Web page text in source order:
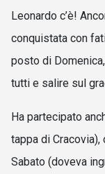
Leonardo c’è!
conquistata con
posto di
tutti e salire sul
Ha partecipato
tappa di
Sabato (doveva